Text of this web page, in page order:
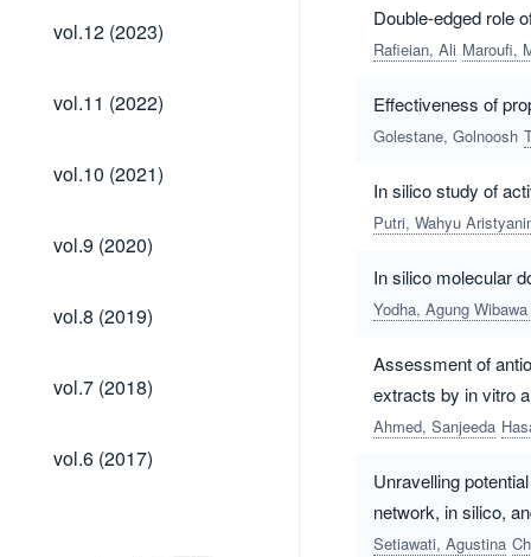
vol.12
(2023)
vol.12 (2023)
vol.11
(2022)
vol.11 (2022)
vol.10
(2021)
vol.10 (2021)
vol.9
(2020)
vol.9 (2020)
vol.8
(2019)
vol.8 (2019)
vol.7
(2018)
vol.7 (2018)
vol.6
(2017)
vol.6 (2017)
Double-edged role
Rafieian, Ali Maroufi,
Effectiveness of
Golestane, Golnoosh
In silico study of
Putri, Wahyu
In silico molecular
Yodha, Agung
Assessment of
extracts by in vitro
Ahmed, Sanjeeda
Unravelling
network, in silico,
Setiawati, Agustina